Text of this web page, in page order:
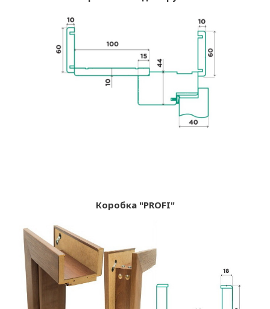
Коробка "PROFI"